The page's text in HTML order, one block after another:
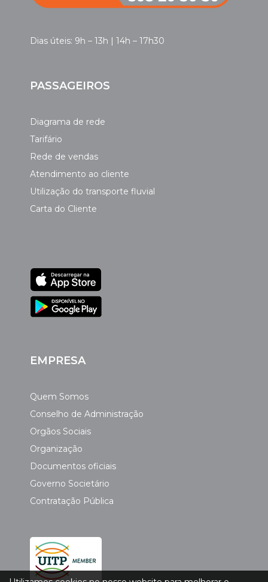
Dias úteis: 9h – 13h | 14h – 17h30
PASSAGEIROS
Diagrama de rede
Tarifário
Rede de vendas
Atendimento ao cliente
Utilização do transporte fluvial
Carta do Cliente
EMPRESA
Quem Somos
Conselho de Administração
Orgãos Sociais
Organização
Documentos oficiais
Governo Societário
Contratação Pública